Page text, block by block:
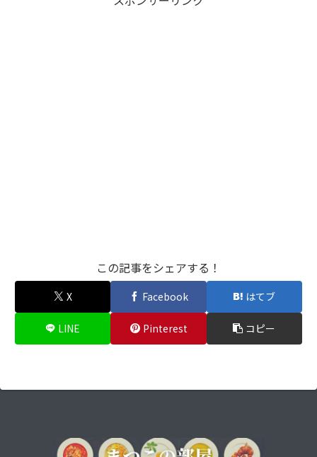
この記事をシェアする！
X Facebook はてブ
LINE Pinterest コピー